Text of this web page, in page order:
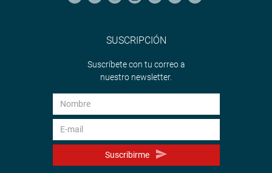
SUSCRIPCIÓN
Suscríbete con tu correo a
nuestro newsletter.
Suscribirme